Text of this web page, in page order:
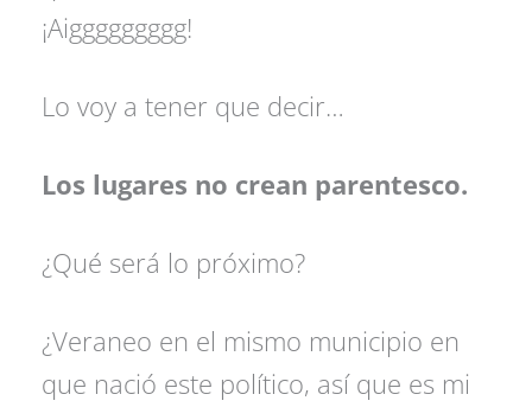
¡Aiggggggggg!
Lo voy a tener que decir…
Los lugares no crean parentesco.
¿Qué será lo próximo?
¿Veraneo en el mismo municipio en
que nació este político, así que es mi